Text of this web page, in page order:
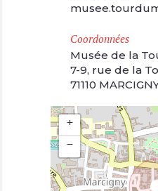
Coordonnées
Musée de la
7-9, rue de la
71110
+
−